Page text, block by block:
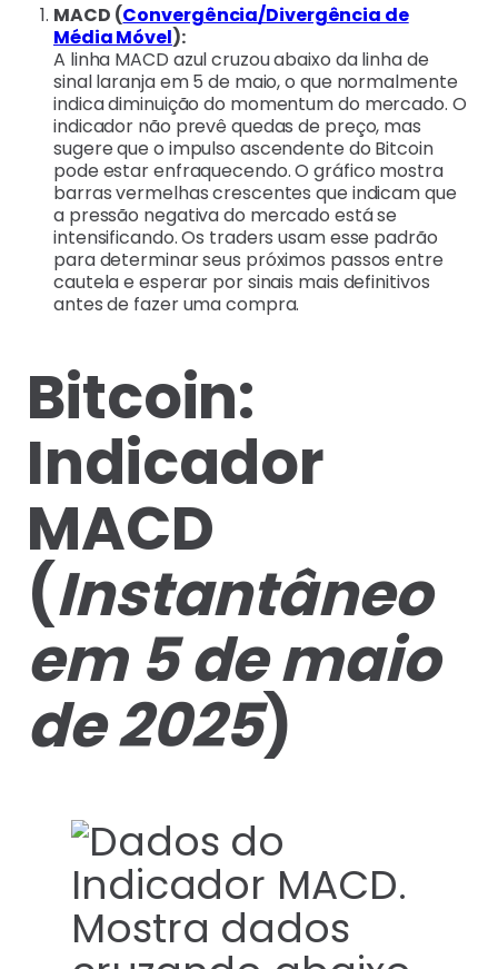
MACD (Convergência/Divergência de
Média Móvel):
A linha MACD azul cruzou abaixo da linha de
sinal laranja em 5 de maio, o que normalmente
indica diminuição do momentum do mercado. O
indicador não prevê quedas de preço, mas
sugere que o impulso ascendente do Bitcoin
pode estar enfraquecendo. O gráfico mostra
barras vermelhas crescentes que indicam que
a pressão negativa do mercado está se
intensificando. Os traders usam esse padrão
para determinar seus próximos passos entre
cautela e esperar por sinais mais definitivos
antes de fazer uma compra.
Bitcoin:
Indicador
MACD
(Instantâneo
em 5 de maio
de 2025)